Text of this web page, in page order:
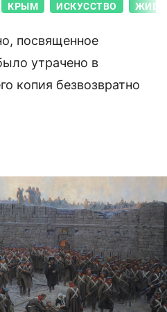
КРЫМ ИСКУССТВО
посвященное
утрачено в
копия безвозвратно